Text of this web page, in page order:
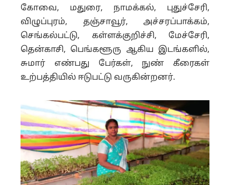
கோவை, மதுரை, நாமக்கல், புதுச்சேரி,
விழுப்புரம், தஞ்சாவூர், அச்சரப்பாக்கம்,
செங்கல்பட்டு, கள்ளக்குறிச்சி, மேச்சேரி,
தென்காசி, பெங்களூரு ஆகிய இடங்களில்,
சுமார் எண்பது பேர்கள், நுண் கீரைகள்
உற்பத்தியில் ஈடுபட்டு வருகின்றனர்.